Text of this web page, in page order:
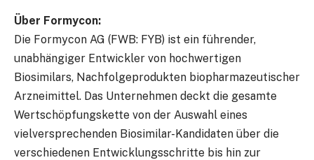
Über Formycon:
Die Formycon AG (FWB: FYB) ist ein führender,
unabhängiger Entwickler von hochwertigen
Biosimilars, Nachfolgeprodukten biopharmazeutischer
Arzneimittel. Das Unternehmen deckt die gesamte
Wertschöpfungskette von der Auswahl eines
vielversprechenden Biosimilar-Kandidaten über die
verschiedenen Entwicklungsschritte bis hin zur